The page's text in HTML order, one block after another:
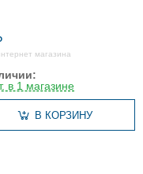
магазина
в 1 магазине
В КОРЗИНУ